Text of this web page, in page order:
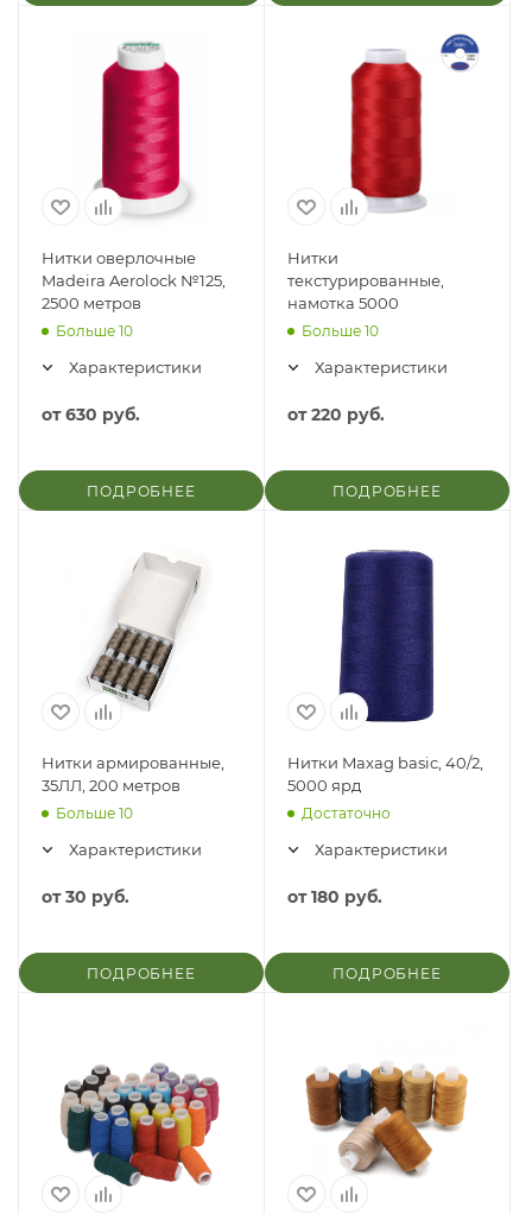
Нитки оверлочные
Madeira Aerolock №125,
2500 метров
Больше 10
Характеристики
от630 руб.
ПОДРОБНЕЕ
Нитки
текстурированные,
намотка 5000
Больше 10
Характеристики
от220 руб.
ПОДРОБНЕЕ
Нитки армированные,
35ЛЛ, 200 метров
Больше 10
Характеристики
от30 руб.
ПОДРОБНЕЕ
Нитки Maxag basic, 40/2,
5000 ярд
Достаточно
Характеристики
от180 руб.
ПОДРОБНЕЕ